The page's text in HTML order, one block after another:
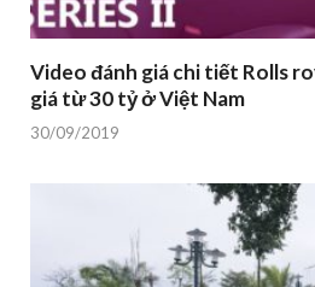
Video đánh giá chi tiết Rolls
giá từ 30 tỷ ở Việt Nam
30/09/2019